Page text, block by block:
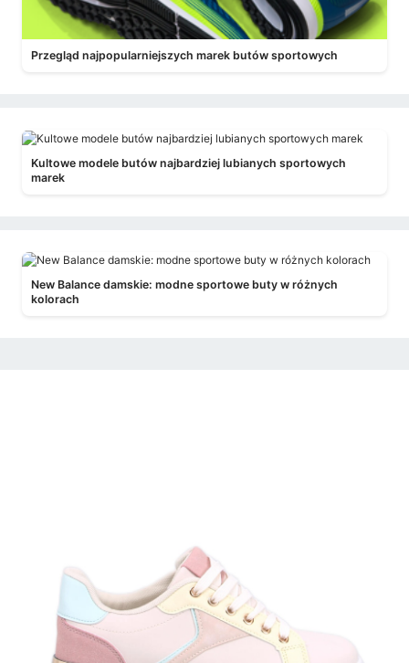
Przegląd najpopularniejszych marek butów sportowych
Kultowe modele butów najbardziej lubianych sportowych
marek
New Balance damskie: modne sportowe buty w różnych
kolorach